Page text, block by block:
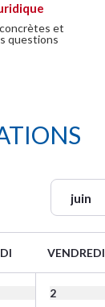
et
questions
VENDREDI
2